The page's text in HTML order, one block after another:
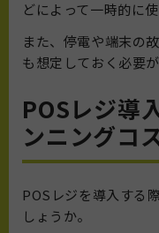
どによって一時的に
また、停電や端末の
も想定しておく必要が
POSレジ導
ンニングコ
POSレジを導入する
しょうか。